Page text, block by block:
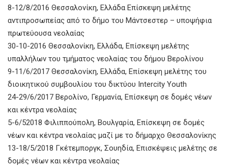
8-12/8/2016 Θεσσαλονίκη, Ελλάδα Επίσκεψη μελέτης
αντιπροσωπείας από το δήμο του Μάντσεστερ – υποψήφια
πρωτεύουσα νεολαίας
30-10-2016 Θεσσαλονίκη, Ελλάδα, Επίσκεψη μελέτης
υπαλλήλων του τμήματος νεολαίας του δήμου Βερολίνου
9-11/6/2017 Θεσσαλονίκη, Ελλάδα, Επίσκεψη μελέτης του
διοικητικού συμβουλίου του δικτύου Intercity Youth
24-29/6/2017 Βερολίνο, Γερμανία, Επίσκεψη σε δομές νέων
και κέντρα νεολαίας
5-6/52018 Φιλιππούπολη, Βουλγαρία, Επίσκεψη σε δομές
νέων και κέντρα νεολαίας μαζί με το δήμαρχο Θεσσαλονίκης
13-18/5/2018 Γκέτεμποργκ, Σουηδία, Επισκέψεις μελέτης σε
δομές νέων και κέντρα νεολαίας